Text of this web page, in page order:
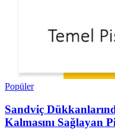
Popüler
Sandviç
Kalmasını Sağlayan